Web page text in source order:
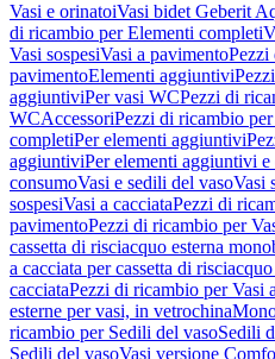
Vasi e orinatoiVasi bidet Geberit
di ricambio per Elementi completi
Vasi sospesiVasi a pavimentoPezzi
pavimentoElementi aggiuntivi
aggiuntiviPer vasi WCPezzi di
WCAccessoriPezzi di ricambio
completiPer elementi aggiuntivi
aggiuntiviPer elementi aggiuntivi
consumoVasi e sedili del vasoVasi
sospesiVasi a cacciataPezzi di
pavimentoPezzi di ricambio per
cassetta di risciacquo esterna
a cacciata per cassetta di
cacciataPezzi di ricambio per Vasi
esterne per vasi, in vetrochina
ricambio per Sedili del vasoSedili
Sedili del vasoVasi versione